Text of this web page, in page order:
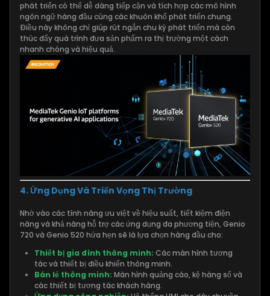
phát triển có thể dễ dàng tiếp cận và tích hợp các mô hình
ngôn ngữ hàng đầu cùng các khuôn khổ phát triển chung.
Điều này không chỉ giúp rút ngắn chu kỳ phát triển mà còn
thúc đẩy quá trình đưa sản phẩm ra thị trường một cách
nhanh chóng và hiệu quả.
4. Ứng Dụng Và Triển Vọng Thị Trường
Nhờ vào các tính năng ưu việt về hiệu suất, tiết kiệm điện
năng và khả năng hỗ trợ các ứng dụng đa phương tiện, Genio
720 và Genio 520 hứa hẹn sẽ là lựa chọn hàng đầu cho:
Thiết bị gia đình thông minh: Các màn hình tương
tác và thiết bị điều khiển thông minh.
Bán lẻ thông minh: Màn hình quảng cáo, kệ hàng số và
các thiết bị tương tác khách hàng.